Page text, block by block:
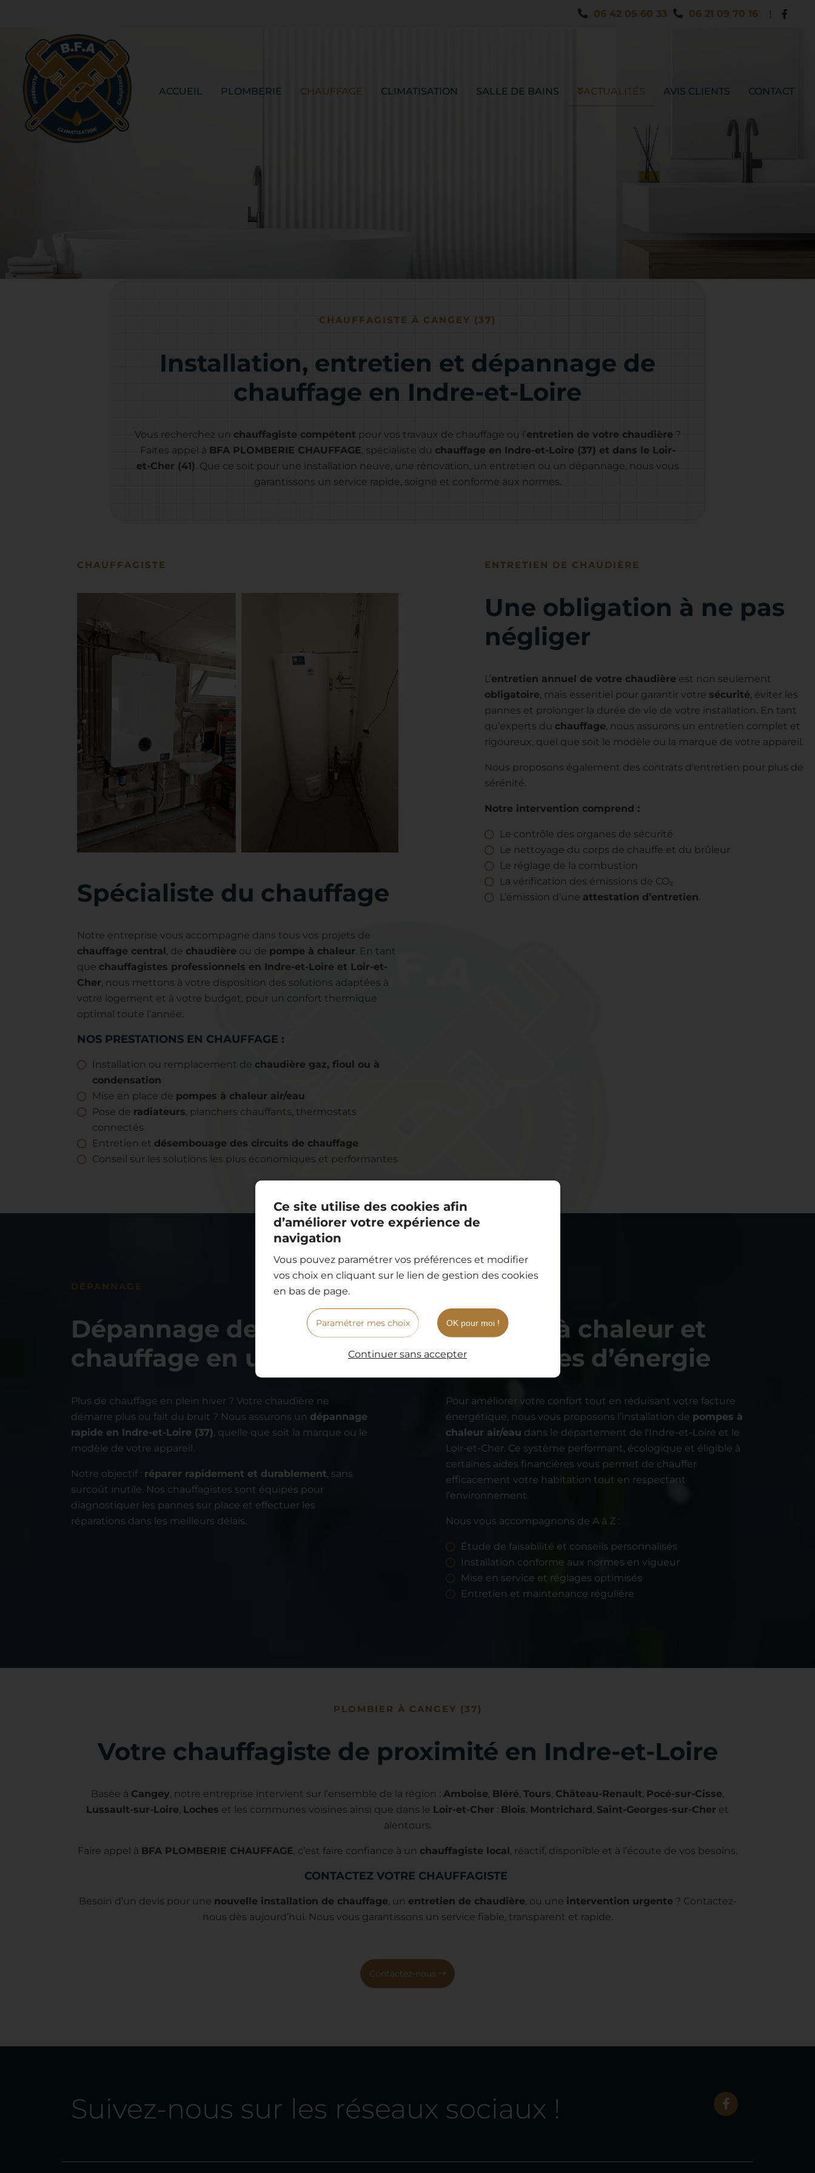
06 42 05 60 33 06 21 09 70 16
ACCUEIL PLOMBERIE CHAUFFAGE CLIMATISATION SALLE DE BAINS ACTUALITÉS AVIS CLIENTS CONTACT
CHAUFFAGISTE À CANGEY (37)
Installation, entretien et dépannage de
chauffage en Indre-et-Loire
Vous recherchez un chauffagiste compétent pour vos travaux de chauffage ou l’entretien de votre chaudière ?
Faites appel à BFA PLOMBERIE CHAUFFAGE, spécialiste du chauffage en Indre-et-Loire (37) et dans le Loir-
et-Cher (41). Que ce soit pour une installation neuve, une rénovation, un entretien ou un dépannage, nous vous
garantissons un service rapide, soigné et conforme aux normes.
CHAUFFAGISTE
Spécialiste du chauffage
Notre entreprise vous accompagne dans tous vos projets de
chauffage central, de chaudière ou de pompe à chaleur. En tant
que chauffagistes professionnels en Indre-et-Loire et Loir-et-
Cher, nous mettons à votre disposition des solutions adaptées à
votre logement et à votre budget, pour un confort thermique
optimal toute l’année.
NOS PRESTATIONS EN CHAUFFAGE :
Installation ou remplacement de chaudière gaz, fioul ou à
condensation
Mise en place de pompes à chaleur air/eau
Pose de radiateurs, planchers chauffants, thermostats
connectés
Entretien et désembouage des circuits de chauffage
Conseil sur les solutions les plus économiques et performantes
ENTRETIEN DE CHAUDIÈRE
Une obligation à ne pas
négliger
L’entretien annuel de votre chaudière est non seulement
obligatoire, mais essentiel pour garantir votre sécurité, éviter les
pannes et prolonger la durée de vie de votre installation. En tant
qu’experts du chauffage, nous assurons un entretien complet et
rigoureux, quel que soit le modèle ou la marque de votre appareil.
Nous proposons également des contrats d'entretien pour plus de
sérénité.
Notre intervention comprend :
Le contrôle des organes de sécurité
Le nettoyage du corps de chauffe et du brûleur
Le réglage de la combustion
La vérification des émissions de CO₂
L’émission d’une attestation d’entretien.
DÉPANNAGE
Dépannage de
chauffage en urgence
Plus de chauffage en plein hiver ? Votre chaudière ne
démarre plus ou fait du bruit ? Nous assurons un dépannage
rapide en Indre-et-Loire (37) , quelle que soit la marque ou le
modèle de votre appareil.
Notre objectif : réparer rapidement et durablement , sans
surcoût inutile. Nos chauffagistes sont équipés pour
diagnostiquer les pannes sur place et effectuer les
réparations dans les meilleurs délais.
Pompes à chaleur et
économies d’énergie
Pour améliorer votre confort tout en réduisant votre facture
énergétique, nous vous proposons l’installation de pompes à
chaleur air/eau dans le département de l'Indre-et-Loire et le
Loir-et-Cher. Ce système performant, écologique et éligible à
certaines aides financières vous permet de chauffer
efficacement votre habitation tout en respectant
l’environnement.
Nous vous accompagnons de A à Z :
Étude de faisabilité et conseils personnalisés
Installation conforme aux normes en vigueur
Mise en service et réglages optimisés
Entretien et maintenance régulière
PLOMBIER À CANGEY (37)
Votre chauffagiste de proximité en Indre-et-Loire
Basée à Cangey, notre entreprise intervient sur l’ensemble de la région : Amboise, Bléré, Tours, Château-Renault, Pocé-sur-Cisse,
Lussault-sur-Loire, Loches et les communes voisines ainsi que dans le Loir-et-Cher : Blois, Montrichard , Saint-Georges-sur-Cher et
alentours.
Faire appel à BFA PLOMBERIE CHAUFFAGE, c’est faire confiance à un chauffagiste local , réactif, disponible et à l’écoute de vos besoins.
CONTACTEZ VOTRE CHAUFFAGISTE
Besoin d’un devis pour une nouvelle installation de chauffage, un entretien de chaudière, ou une intervention urgente ? Contactez-
nous dès aujourd’hui. Nous vous garantissons un service fiable, transparent et rapide.
Contactez-nous
Suivez-nous sur les réseaux sociaux !
Ce site utilise des cookies afin
d’améliorer votre expérience de
navigation
Vous pouvez paramétrer vos préférences et modifier
vos choix en cliquant sur le lien de gestion des cookies
en bas de page.
Paramétrer mes choix OK pour moi !
Continuer sans accepter